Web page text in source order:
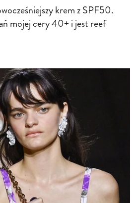
krem z SPF50.
mojej cery 40+ i jest reef